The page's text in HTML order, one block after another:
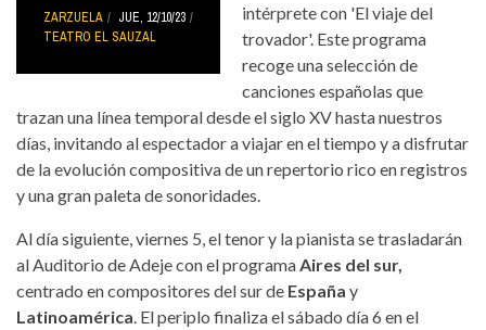
ZARZUELA
JUE, 12/10/23
TEATRO EL SAUZAL
intérprete con 'El viaje del
trovador'. Este programa
recoge una selección de
canciones españolas que
trazan una línea temporal desde el siglo XV hasta nuestros
días, invitando al espectador a viajar en el tiempo y a disfrutar
de la evolución compositiva de un repertorio rico en registros
y una gran paleta de sonoridades.
Al día siguiente, viernes 5, el tenor y la pianista se trasladarán
al Auditorio de Adeje con el programaAires del sur,
centrado en compositores del sur de España y
Latinoamérica. El periplo finaliza el sábado día 6 en el